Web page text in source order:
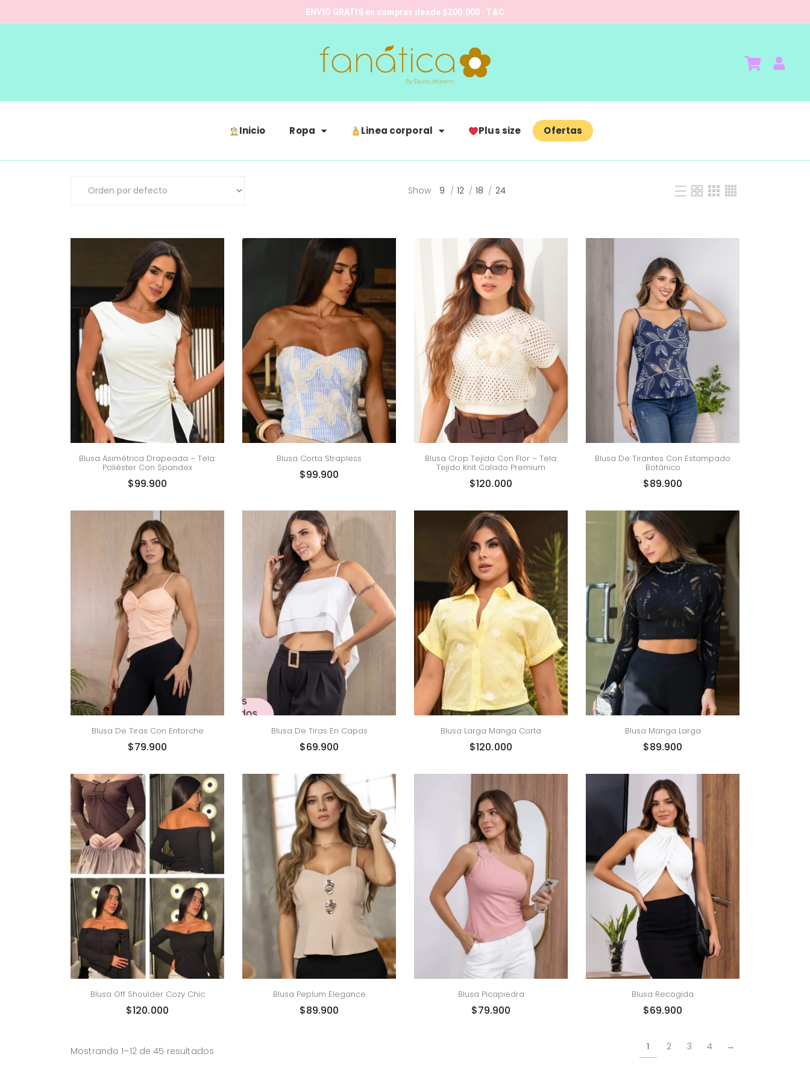
ENVÍO GRATIS en compras desde $200.000 · T&C
Inicio Ropa Linea corporal Plus size Ofertas
Show 9 12 18 24
Blusa Asimétrica Drapeada – Tela:
Poliéster Con Spandex
$99.900
Blusa Corta Strapless
$99.900
Blusa Crop Tejida Con Flor – Tela:
Tejido Knit Calado Premium
$120.000
Blusa De Tirantes Con Estampado
Botánico
$89.900
Blusa De Tiras Con Entorche
$79.900
Blusa De Tiras En Capas
$69.900
Blusa Larga Manga Corta
$120.000
Blusa Manga Larga
$89.900
Blusa Off Shoulder Cozy Chic
$120.000
Blusa Peplum Elegance
$89.900
Blusa Picapiedra
$79.900
Blusa Recogida
$69.900
Mostrando 1–12 de 45 resultados 1 2 3 4 →